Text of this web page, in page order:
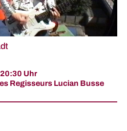
20:30 Uhr
Regisseurs Lucian Busse